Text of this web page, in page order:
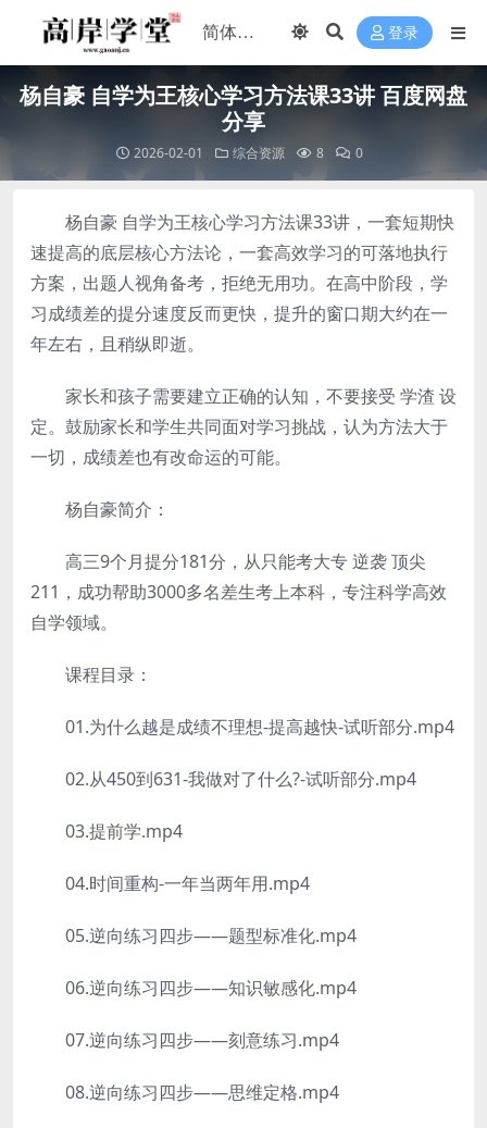
登录
杨自豪 自学为王核心学习方法课33讲 百度网盘
分享
2026-02-01 综合资源 8 0
杨自豪 自学为王核心学习方法课33讲，一套短期快
速提高的底层核心方法论，一套高效学习的可落地执行
方案，出题人视角备考，拒绝无用功。在高中阶段，学
习成绩差的提分速度反而更快，提升的窗口期大约在一
年左右，且稍纵即逝。
家长和孩子需要建立正确的认知，不要接受 学渣 设
定。鼓励家长和学生共同面对学习挑战，认为方法大于
一切，成绩差也有改命运的可能。
杨自豪简介：
高三9个月提分181分，从只能考大专 逆袭 顶尖
211，成功帮助3000多名差生考上本科，专注科学高效
自学领域。
课程目录：
01.为什么越是成绩不理想-提高越快-试听部分.mp4
02.从450到631-我做对了什么?-试听部分.mp4
03.提前学.mp4
04.时间重构-一年当两年用.mp4
05.逆向练习四步——题型标准化.mp4
06.逆向练习四步——知识敏感化.mp4
07.逆向练习四步——刻意练习.mp4
08.逆向练习四步——思维定格.mp4